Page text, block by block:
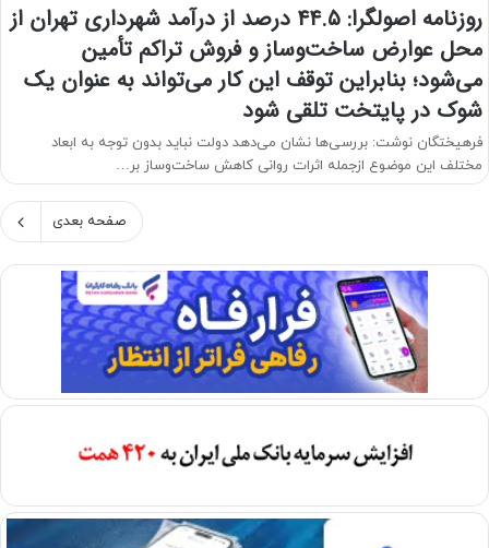
روزنامه اصولگرا: ۴۴.۵ درصد از درآمد شهرداری تهران از
محل عوارض ساخت‌وساز و فروش تراکم تأمین
می‌شود؛ بنابراین توقف این کار می‌تواند به عنوان یک
شوک در پایتخت تلقی شود
فرهیختگان نوشت: بررسی‌ها نشان می‌دهد دولت نباید بدون توجه به ابعاد
مختلف این موضوع ازجمله اثرات روانی کاهش ساخت‌وساز بر…
صفحه بعدی